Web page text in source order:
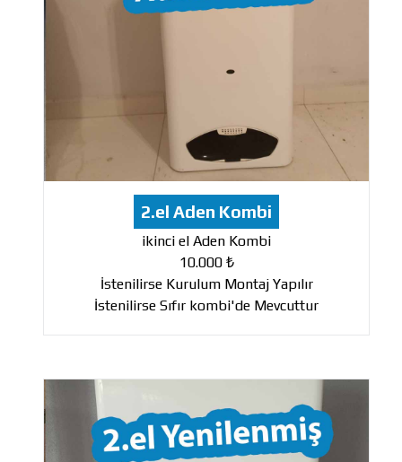
2.el Aden Kombi
ikinci el Aden Kombi
10.000 ₺
İstenilirse Kurulum Montaj Yapılır
İstenilirse Sıfır kombi'de Mevcuttur